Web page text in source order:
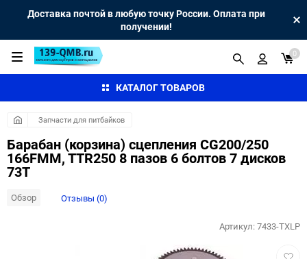
Доставка почтой в любую точку России. Оплата при
получении!
КАТАЛОГ ТОВАРОВ
0
Запчасти для питбайков
Барабан (корзина) сцепления CG200/250
166FMM, TTR250 8 пазов 6 болтов 7 дисков
73Т
Обзор Отзывы (0)
Артикул:7433-TXLP